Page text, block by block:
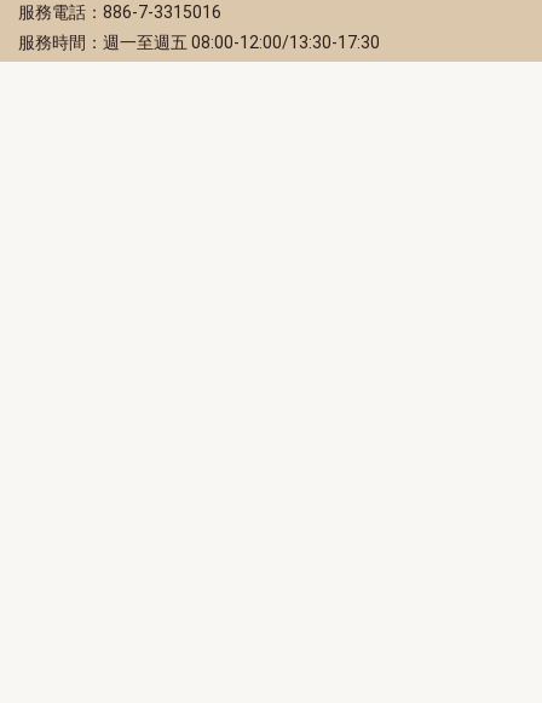
服務電話：886-7-3315016
服務時間：週一至週五 08:00-12:00/13:30-17:30